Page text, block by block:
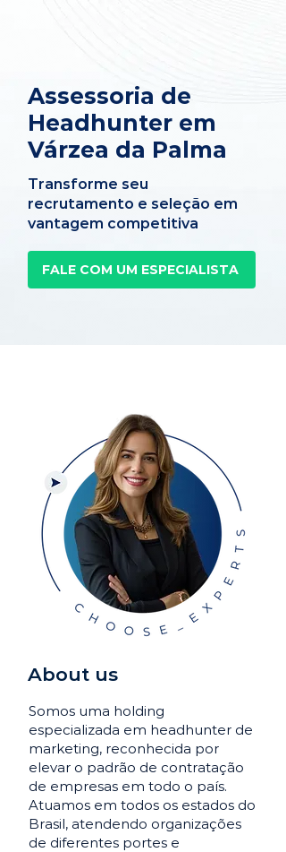
Assessoria de
Headhunter em
Várzea da Palma
Transforme seu
recrutamento e seleção em
vantagem competitiva
FALE COM UM ESPECIALISTA
About us
Somos uma holding
especializada em headhunter de
marketing, reconhecida por
elevar o padrão de contratação
de empresas em todo o país.
Atuamos em todos os estados do
Brasil, atendendo organizações
de diferentes portes e